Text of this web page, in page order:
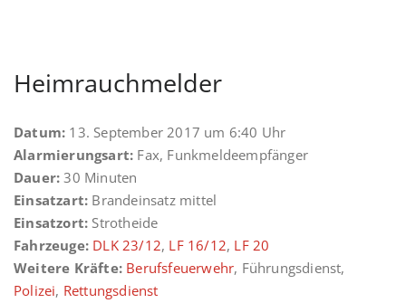
Heimrauchmelder
Datum: 13. September 2017 um 6:40 Uhr
Alarmierungsart: Fax, Funkmeldeempfänger
Dauer: 30 Minuten
Einsatzart: Brandeinsatz mittel
Einsatzort: Strotheide
Fahrzeuge: DLK 23/12, LF 16/12, LF 20
Weitere Kräfte: Berufsfeuerwehr, Führungsdienst,
Polizei, Rettungsdienst